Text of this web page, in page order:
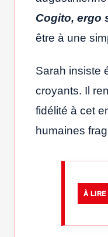
Cogito, ergo
être à une
Sarah insiste
croyants. Il
fidélité à cet
humaines
À LIRE